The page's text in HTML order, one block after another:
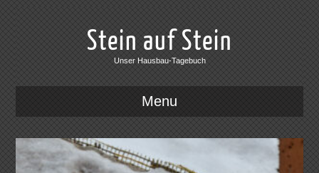
Stein auf Stein
Unser Hausbau-Tagebuch
Menu